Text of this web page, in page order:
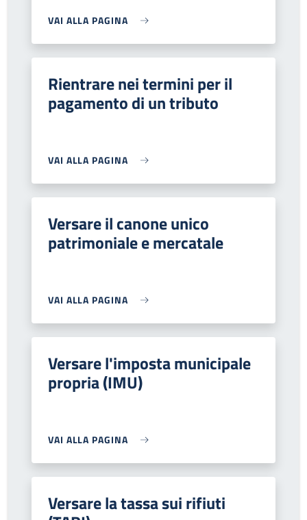
VAI ALLA PAGINA
Rientrare nei termini per il
pagamento di un tributo
VAI ALLA PAGINA
Versare il canone unico
patrimoniale e mercatale
VAI ALLA PAGINA
Versare l'imposta municipale
propria (IMU)
VAI ALLA PAGINA
Versare la tassa sui rifiuti